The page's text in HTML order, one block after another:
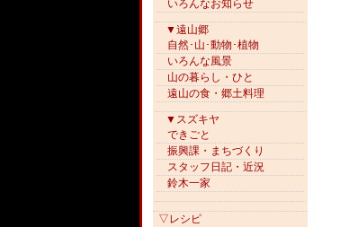
いろんなお知らせ
▼遠山郷
自然･山･動物･植物
いろんな風景
山の暮らし・ひと
遠山の食・郷土料理
▼スズキヤ
できごと
振興課・まちづくり
スタッフ日記・近況
鈴木一家
▽レシピ